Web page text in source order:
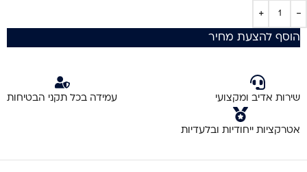
הוסף להצעת מחיר
שירות אדיב ומקצועי עמידה בכל תקני הבטיחות
אטרקציות ייחודיות ובלעדיות